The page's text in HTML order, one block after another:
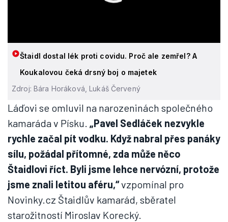
Štaidl dostal lék proti covidu. Proč ale zemřel? A
Koukalovou čeká drsný boj o majetek
Zdroj: Bára Horáková, Lukáš Červený
Láďovi se omluvil na narozeninách společného
kamaráda v Písku. „Pavel Sedláček nezvykle
rychle začal pít vodku. Když nabral přes panáky
sílu, požádal přítomné, zda může něco
Štaidlovi říct. Byli jsme lehce nervózní, protože
jsme znali letitou aféru,“vzpomínal pro
Novinky.cz Štaidlův kamarád, sběratel
starožitností Miroslav Korecký.